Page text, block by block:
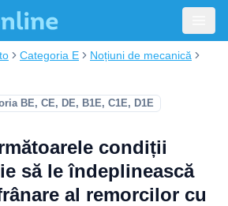
Categoria E
Noțiuni de mecanică
BE, CE, DE, B1E, C1E, D1E
condiții
să le îndeplinească
al remorcilor cu